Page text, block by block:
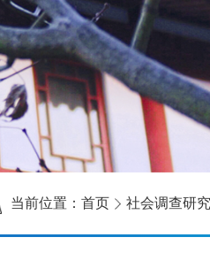
当前位置： 首页 社会调查研